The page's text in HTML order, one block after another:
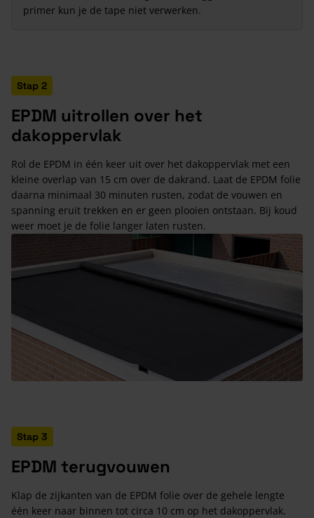
primer kun je de tape niet verwerken.
Stap 2
EPDM uitrollen over het
dakoppervlak
Rol de EPDM in één keer uit over het dakoppervlak met een
kleine overlap van 15 cm over de dakrand. Laat de EPDM folie
daarna minimaal 30 minuten rusten, zodat de vouwen en
spanning eruit trekken en er geen plooien ontstaan. Bij koud
weer moet je de folie langer laten rusten.
Stap 3
EPDM terugvouwen
Klap de zijkanten van de EPDM folie over de gehele lengte
één keer naar binnen tot circa 10 cm op het dakoppervlak.